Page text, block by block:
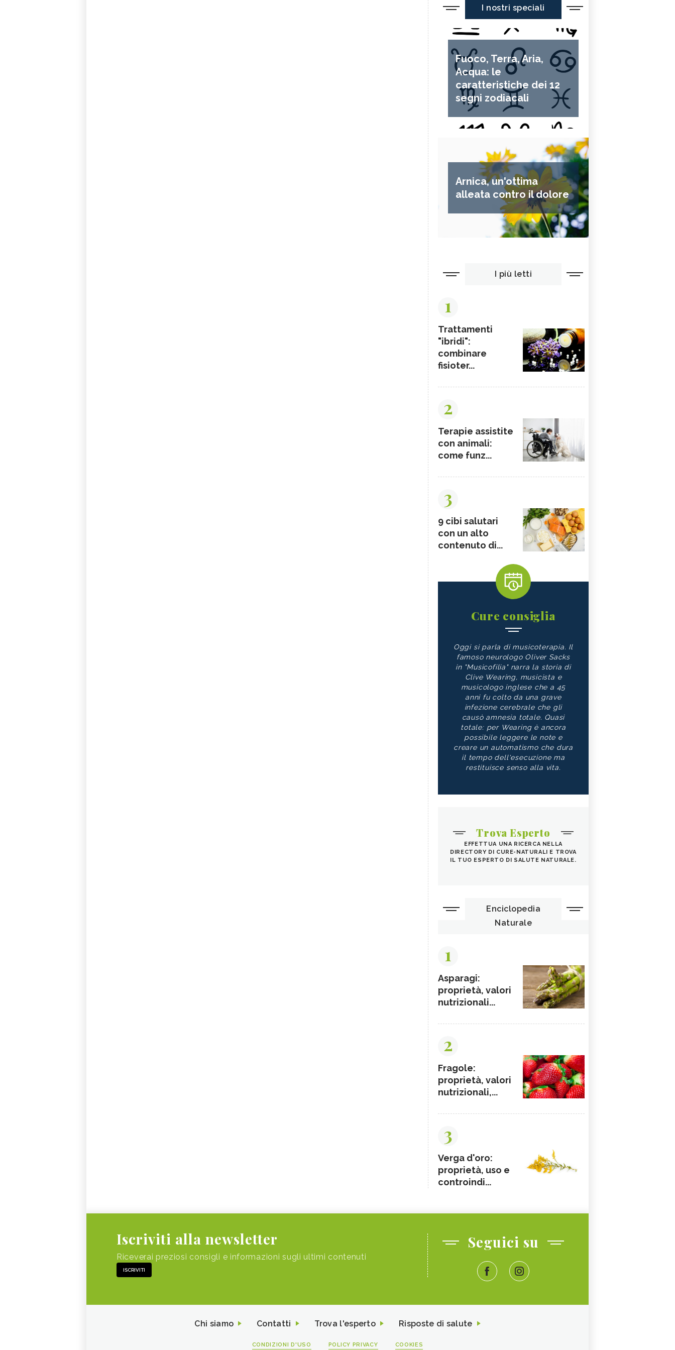
I nostri speciali
Fuoco, Terra, Aria,
Acqua: le
caratteristiche dei 12
segni zodiacali
Arnica, un'ottima
alleata contro il dolore
I più letti
1
Trattamenti
"ibridi":
combinare
fisioter...
2
Terapie assistite
con animali:
come funz...
3
9 cibi salutari
con un alto
contenuto di...
Cure consiglia
Oggi si parla di musicoterapia. Il
famoso neurologo Oliver Sacks
in "Musicofilia" narra la storia di
Clive Wearing, musicista e
musicologo inglese che a 45
anni fu colto da una grave
infezione cerebrale che gli
causò amnesia totale. Quasi
totale: per Wearing è ancora
possibile leggere le note e
creare un automatismo che dura
il tempo dell'esecuzione ma
restituisce senso alla vita.
Trova Esperto
EFFETTUA UNA RICERCA NELLA
DIRECTORY DI CURE-NATURALI E TROVA
IL TUO ESPERTO DI SALUTE NATURALE.
Enciclopedia
Naturale
1
Asparagi:
proprietà, valori
nutrizionali...
2
Fragole:
proprietà, valori
nutrizionali,...
3
Verga d'oro:
proprietà, uso e
controindi...
Iscriviti alla newsletter
Riceverai preziosi consigli e informazioni sugli ultimi contenuti
ISCRIVITI
Seguici su
Chi siamo Contatti Trova l'esperto Risposte di salute
CONDIZIONI D'USO POLICY PRIVACY COOKIES